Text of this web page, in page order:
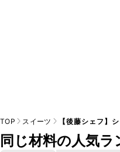
TOP スイーツ 【後藤シェフ】
同じ材料の人気